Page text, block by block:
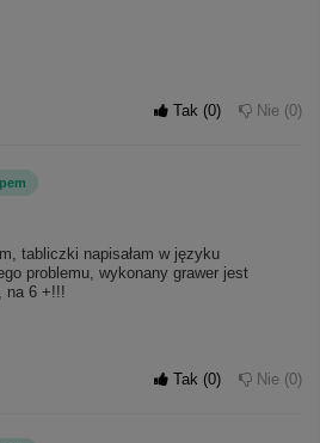
+4
Zobacz więcej
Tak 0 Nie 0
tabliczki napisałam w języku
problemu, wykonany grawer jest
na 6 +!!!
Tak 0 Nie 0